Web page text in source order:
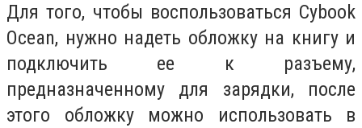
Для того, чтобы воспользоваться Cybook
Ocean, нужно надеть обложку на книгу и
подключить ее к разъему,
предназначенному для зарядки, после
этого обложку можно использовать в